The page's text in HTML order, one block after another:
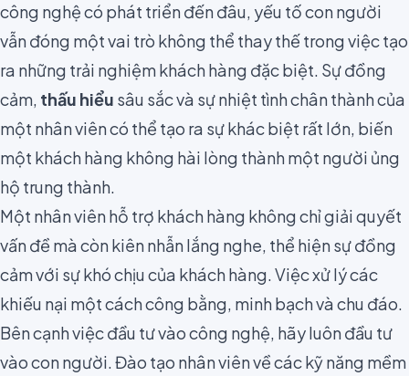
công nghệ có phát triển đến đâu, yếu tố con người
vẫn đóng một vai trò không thể thay thế trong việc tạo
ra những trải nghiệm khách hàng đặc biệt. Sự đồng
cảm, thấu hiểu sâu sắc và sự nhiệt tình chân thành của
một nhân viên có thể tạo ra sự khác biệt rất lớn, biến
một khách hàng không hài lòng thành một người ủng
hộ trung thành.
Một nhân viên hỗ trợ khách hàng không chỉ giải quyết
vấn đề mà còn kiên nhẫn lắng nghe, thể hiện sự đồng
cảm với sự khó chịu của khách hàng. Việc xử lý các
khiếu nại một cách công bằng, minh bạch và chu đáo.
Bên cạnh việc đầu tư vào công nghệ, hãy luôn đầu tư
vào con người. Đào tạo nhân viên về các kỹ năng mềm